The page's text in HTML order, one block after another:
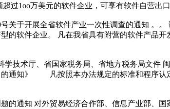
过1oo万美元的软件企业，可享有软件自营出口
号关于开展全省软件产业一次性调查的通知 。
的软件企业。 凡在我省具有附营的软件产品
学技术厅、省国家税务局、省地方税务局文件
的通知》 凡按照本办法规定的标准和程序认
的通知 对外贸易经济合作部、信息产业部、